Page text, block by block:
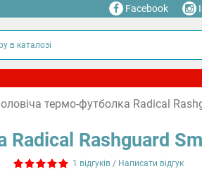
Facebook
термо-футболка Radical
Rashguard
1 відгуків / Написати відгук